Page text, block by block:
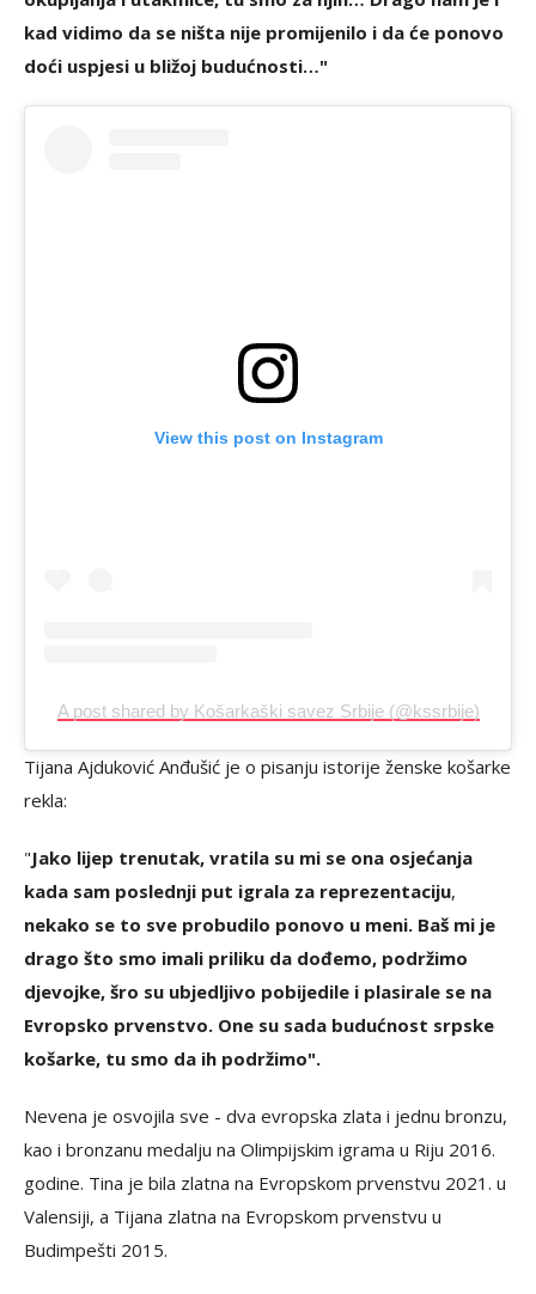
kad vidimo da se ništa nije promijenilo i da će ponovo
doći uspjesi u bližoj budućnosti…"
View this post on Instagram
A post shared by Košarkaški savez Srbije (@kssrbije)
Tijana Ajduković Anđušić je o pisanju istorije ženske košarke
rekla:
"Jako lijep trenutak, vratila su mi se ona osjećanja
kada sam poslednji put igrala za reprezentaciju,
nekako se to sve probudilo ponovo u meni. Baš mi je
drago što smo imali priliku da dođemo, podržimo
djevojke, šro su ubjedljivo pobijedile i plasirale se na
Evropsko prvenstvo. One su sada budućnost srpske
košarke, tu smo da ih podržimo".
Nevena je osvojila sve - dva evropska zlata i jednu bronzu,
kao i bronzanu medalju na Olimpijskim igrama u Riju 2016.
godine. Tina je bila zlatna na Evropskom prvenstvu 2021. u
Valensiji, a Tijana zlatna na Evropskom prvenstvu u
Budimpešti 2015.